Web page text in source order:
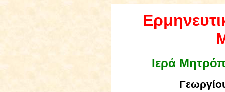
Ιερά